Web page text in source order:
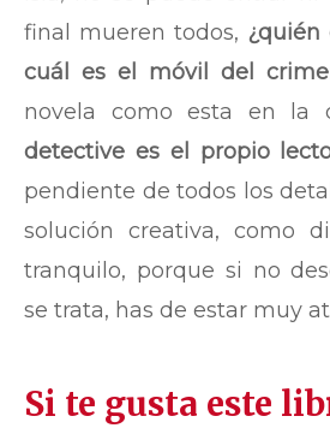
final mueren todos, ¿quién
cuál es el móvil del
novela como esta en la
detective es el propio
pendiente de todos los
solución creativa, como
tranquilo, porque si no
se trata, has de estar muy
Si te gusta este